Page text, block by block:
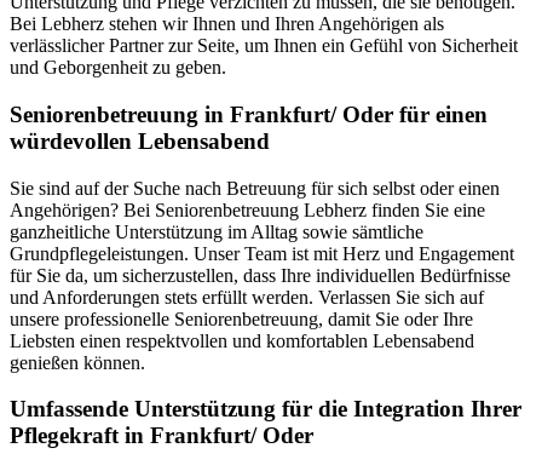
Bei Lebherz stehen wir Ihnen und Ihren Angehörigen als
verlässlicher Partner zur Seite, um Ihnen ein Gefühl von Sicherheit
und Geborgenheit zu geben.
Senioren­betreuung in Frankfurt/ Oder für einen
würdevollen Lebensabend
Sie sind auf der Suche nach Betreuung für sich selbst oder einen
Angehörigen? Bei Seniorenbetreuung Lebherz finden Sie eine
ganzheitliche Unterstützung im Alltag sowie sämtliche
Grundpflegeleistungen. Unser Team ist mit Herz und Engagement
für Sie da, um sicherzustellen, dass Ihre individuellen Bedürfnisse
und Anforderungen stets erfüllt werden. Verlassen Sie sich auf
unsere professionelle Seniorenbetreuung, damit Sie oder Ihre
Liebsten einen respektvollen und komfortablen Lebensabend
genießen können.
Umfassende Unterstützung für die Integration Ihrer
Pflegekraft in Frankfurt/ Oder